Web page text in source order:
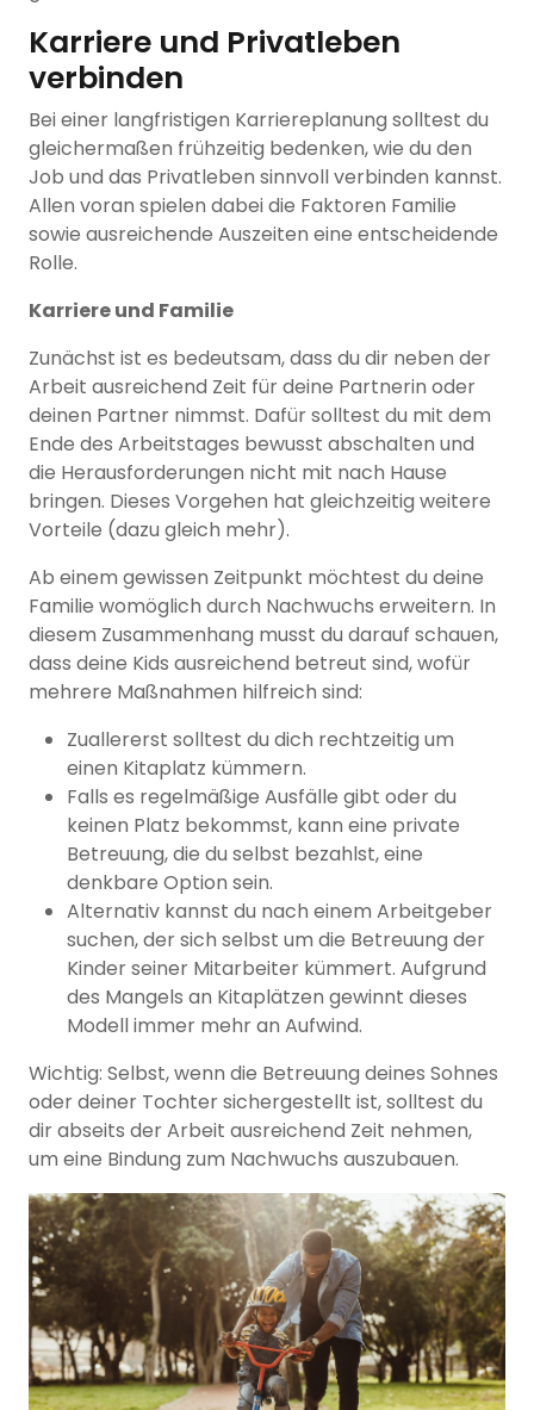
Karriere und Privatleben
verbinden
Bei einer langfristigen Karriereplanung solltest du
gleichermaßen frühzeitig bedenken, wie du den
Job und das Privatleben sinnvoll verbinden kannst.
Allen voran spielen dabei die Faktoren Familie
sowie ausreichende Auszeiten eine entscheidende
Rolle.
Karriere und Familie
Zunächst ist es bedeutsam, dass du dir neben der
Arbeit ausreichend Zeit für deine Partnerin oder
deinen Partner nimmst. Dafür solltest du mit dem
Ende des Arbeitstages bewusst abschalten und
die Herausforderungen nicht mit nach Hause
bringen. Dieses Vorgehen hat gleichzeitig weitere
Vorteile (dazu gleich mehr).
Ab einem gewissen Zeitpunkt möchtest du deine
Familie womöglich durch Nachwuchs erweitern. In
diesem Zusammenhang musst du darauf schauen,
dass deine Kids ausreichend betreut sind, wofür
mehrere Maßnahmen hilfreich sind:
Zuallererst solltest du dich rechtzeitig um
einen Kitaplatz kümmern.
Falls es regelmäßige Ausfälle gibt oder du
keinen Platz bekommst, kann eine private
Betreuung, die du selbst bezahlst, eine
denkbare Option sein.
Alternativ kannst du nach einem Arbeitgeber
suchen, der sich selbst um die Betreuung der
Kinder seiner Mitarbeiter kümmert. Aufgrund
des Mangels an Kitaplätzen gewinnt dieses
Modell immer mehr an Aufwind.
Wichtig: Selbst, wenn die Betreuung deines Sohnes
oder deiner Tochter sichergestellt ist, solltest du
dir abseits der Arbeit ausreichend Zeit nehmen,
um eine Bindung zum Nachwuchs auszubauen.